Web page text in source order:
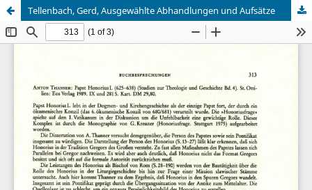
Tellenbach, Gerd, Ausgewählte Abhandlungen und Aufsätze